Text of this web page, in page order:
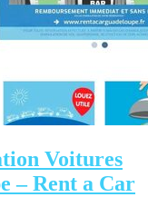
Voitures
– Rent a Car